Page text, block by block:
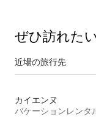
ぜひ訪⁠れ⁠た⁠
近場の旅行先
カイエンヌ
バケーションレンタ